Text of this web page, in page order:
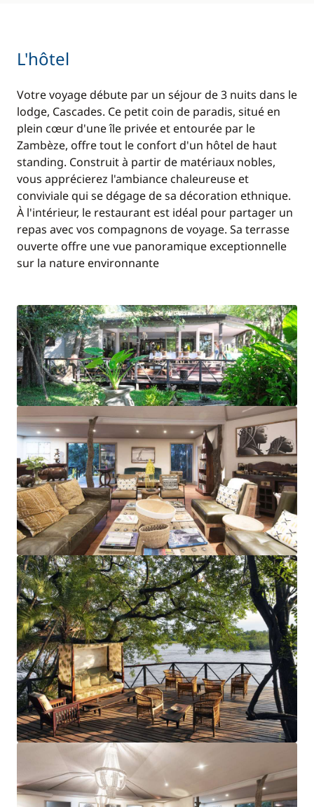
L'hôtel
Votre voyage débute par un séjour de 3 nuits dans le
lodge, Cascades. Ce petit coin de paradis, situé en
plein cœur d'une île privée et entourée par le
Zambèze, offre tout le confort d'un hôtel de haut
standing. Construit à partir de matériaux nobles,
vous apprécierez l'ambiance chaleureuse et
conviviale qui se dégage de sa décoration ethnique.
À l'intérieur, le restaurant est idéal pour partager un
repas avec vos compagnons de voyage. Sa terrasse
ouverte offre une vue panoramique exceptionnelle
sur la nature environnante